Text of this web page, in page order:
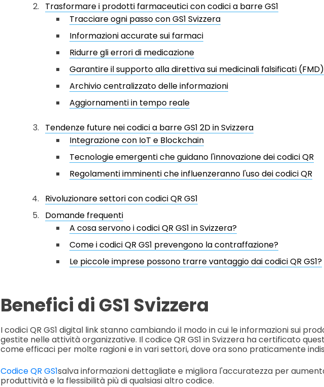
Trasformare i prodotti farmaceutici con codici a barre GS1
Tracciare ogni passo con GS1 Svizzera
Informazioni accurate sui farmaci
Ridurre gli errori di medicazione
Garantire il supporto alla direttiva sui medicinali falsificati (FMD)
Archivio centralizzato delle informazioni
Aggiornamenti in tempo reale
Tendenze future nei codici a barre GS1 2D in Svizzera
Integrazione con IoT e Blockchain
Tecnologie emergenti che guidano l'innovazione dei codici QR
Regolamenti imminenti che influenzeranno l'uso dei codici QR
Rivoluzionare settori con codici QR GS1
Domande frequenti
A cosa servono i codici QR GS1 in Svizzera?
Come i codici QR GS1 prevengono la contraffazione?
Le piccole imprese possono trarre vantaggio dai codici QR GS1?
Benefici di GS1 Svizzera
I codici QR GS1 digital link stanno cambiando il modo in cui le informazioni sui
gestite nelle attività organizzative. Il codice QR GS1 in Svizzera ha certificato
come efficaci per molte ragioni e in vari settori, dove ora sono praticamente
Codice QR GS1salva informazioni dettagliate e migliora l'accuratezza per
produttività e la flessibilità più di qualsiasi altro codice.